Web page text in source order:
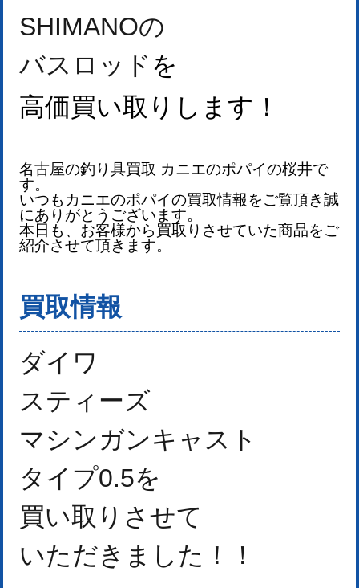
SHIMANOの
バスロッド を
高価買い取りします！
名古屋の釣り具買取 カニエのポパイの桜井で
す。
いつもカニエのポパイの買取情報をご覧頂き誠
にありがとうございます。
本日も、お客様から買取りさせていた商品をご
紹介させて頂きます。
買取情報
ダイワ
スティーズ
マシンガンキャスト
タイプ0.5を
買い取りさせて
いただきました！
！